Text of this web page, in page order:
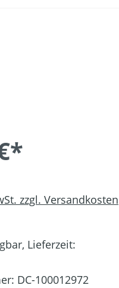
zzgl. Versandkosten
Lieferzeit:
DC-100012972